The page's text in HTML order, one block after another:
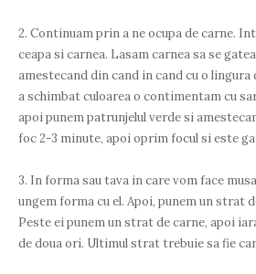
2. Continuam prin a ne ocupa de carne.
ceapa si carnea. Lasam carnea sa se
amestecand din cand in cand cu o lingura
a schimbat culoarea o contimentam cu
apoi punem patrunjelul verde si
foc 2-3 minute, apoi oprim focul si este
3. In forma sau tava in care vom face
ungem forma cu el. Apoi, punem un strat
Peste ei punem un strat de carne, apoi
de doua ori. Ultimul strat trebuie sa fie